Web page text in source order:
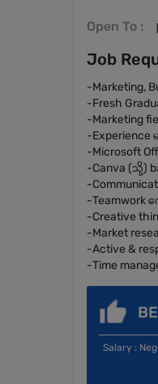
Open To :
Job
-Marketing,
-Fresh
-Marketing
-Experience
-Microsoft
-Canva (သို့)
-
-Teamwork
-Creative
-Market
-Active &
-Time
Salary :